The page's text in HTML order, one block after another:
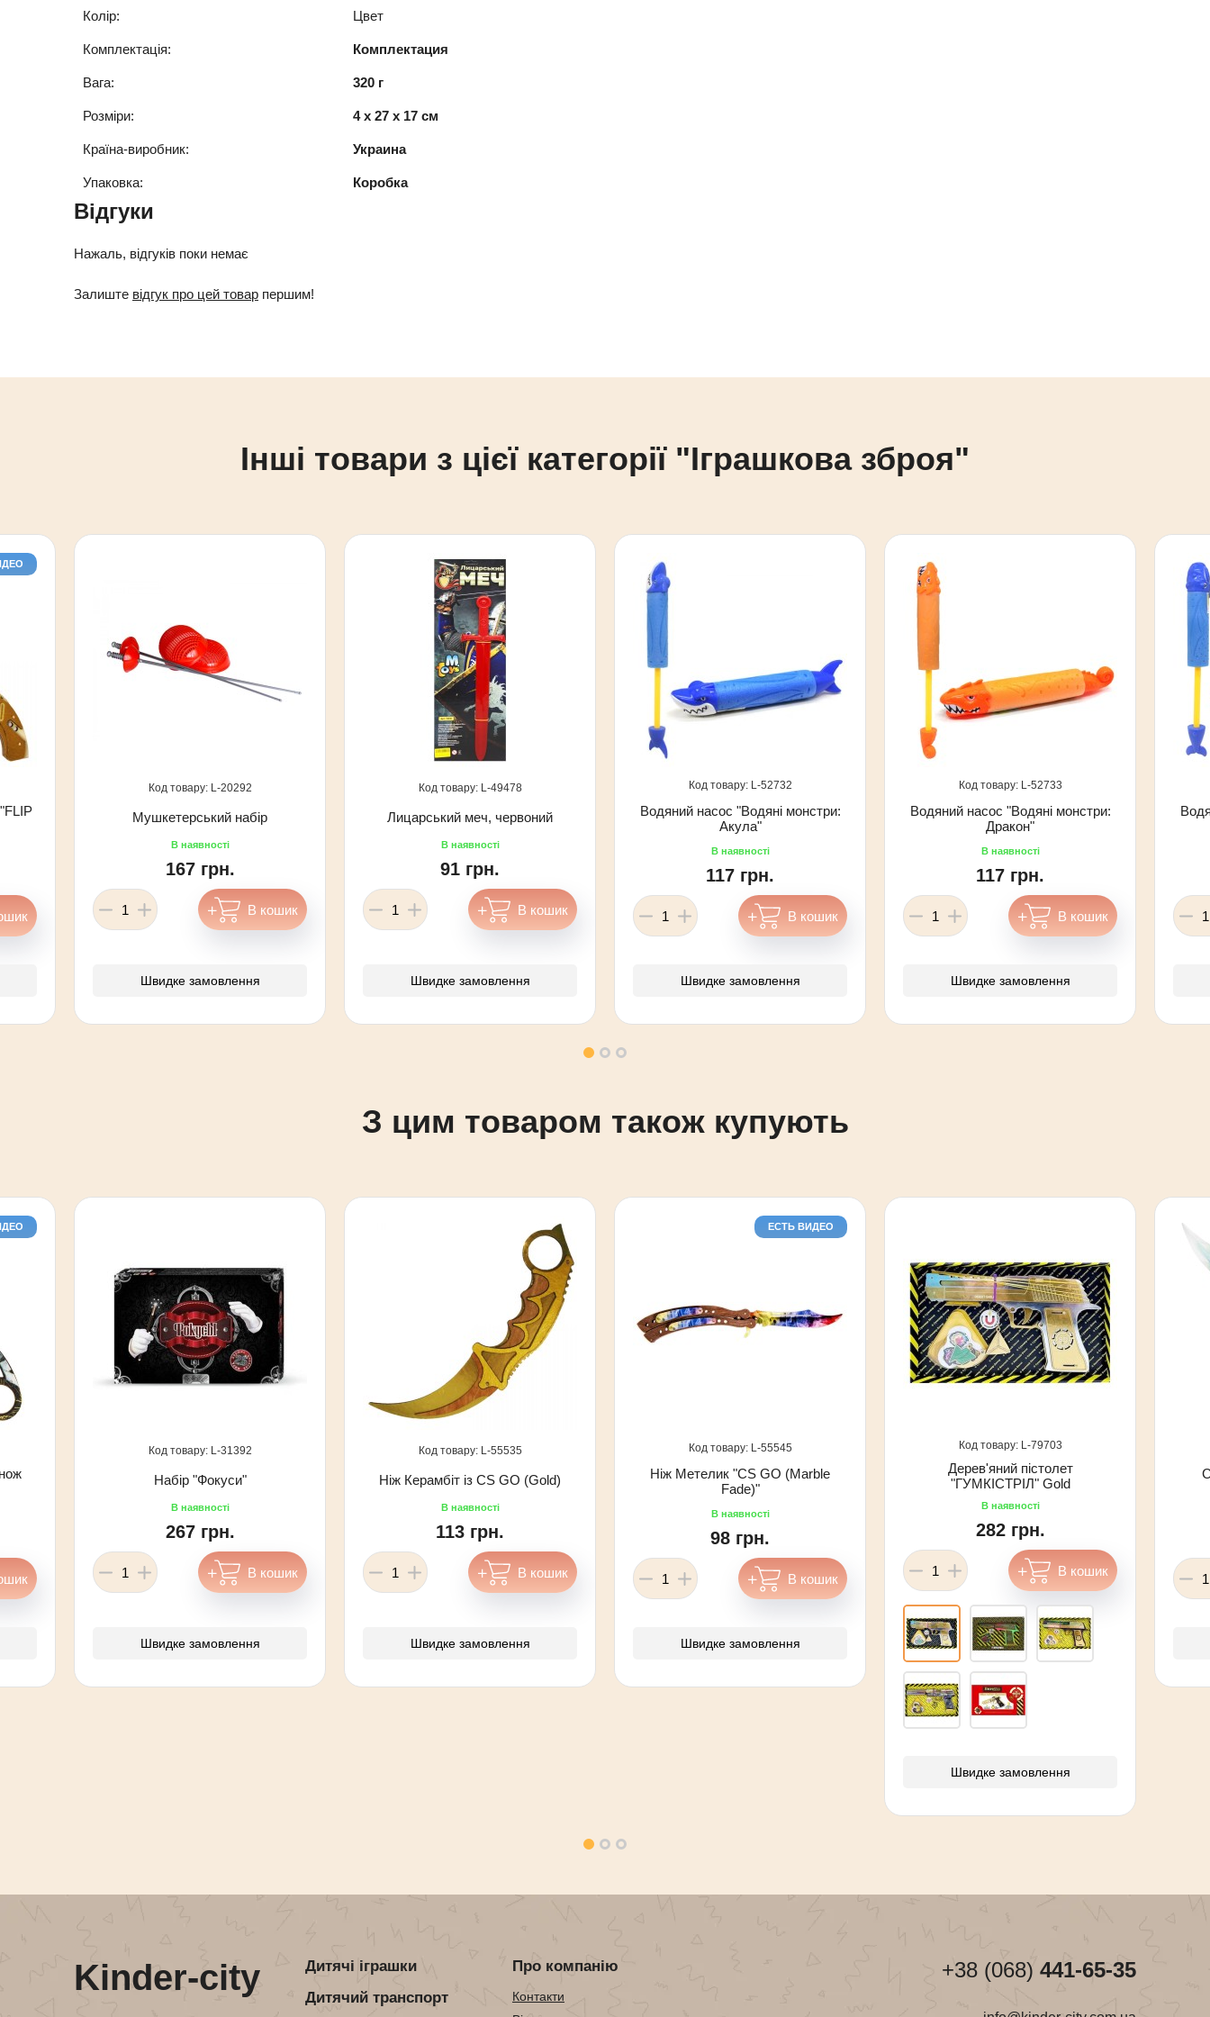
Колір: Цвет
Комплектація: Комплектация
Вага: 320 г
Розміри: 4 x 27 x 17 см
Країна-виробник: Украина
Упаковка: Коробка
Відгуки
Нажаль, відгуків поки немає
Залиште відгук про цей товар першим!
Інші товари з цієї категорії "Іграшкова зброя"
20292
Мушкетерський набір
167 грн.
Швидке замовлення
49478
Лицарський меч, червоний
91 грн.
Швидке замовлення
52732
Водяний насос "Водяні монстри:
Акула"
117 грн.
Швидке замовлення
52733
Водяний насос "Водяні монстри:
Дракон"
117 грн.
Швидке замовлення
З цим товаром також купують
31392
Набір "Фокуси"
267 грн.
Швидке замовлення
55535
Ніж Керамбіт із CS GO (Gold)
113 грн.
Швидке замовлення
ЕСТЬ ВИДЕО
55545
Ніж Метелик "CS GO (Marble
Fade)"
98 грн.
Швидке замовлення
79703
Дерев'яний пістолет
"ГУМКІСТРІЛ" Gold
282 грн.
Швидке замовлення
Kinder-city
Дитячі іграшки
Дитячий транспорт
Про компанію
Контакти
+38 (068) 441-65-35